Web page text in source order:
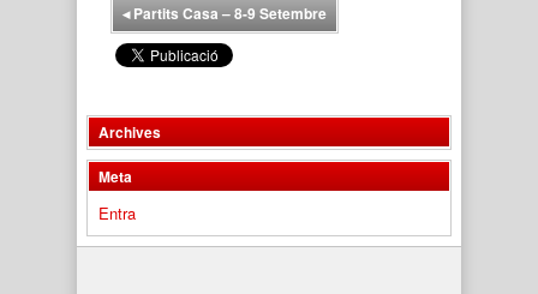
◂Partits Casa – 8-9 Setembre
Archives
Meta
Entra